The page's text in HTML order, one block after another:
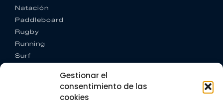
Gestionar el
consentimiento de las
cookies
Natación
Paddleboard
Rugby
Running
Surf
CONTACTO